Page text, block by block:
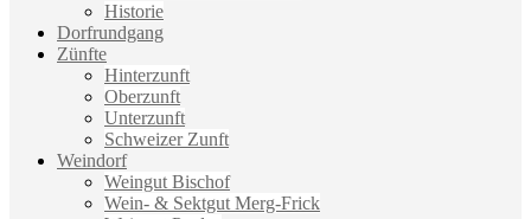
Historie
Dorfrundgang
Zünfte
Hinterzunft
Oberzunft
Unterzunft
Schweizer Zunft
Weindorf
Weingut Bischof
Wein- & Sektgut Merg-Frick